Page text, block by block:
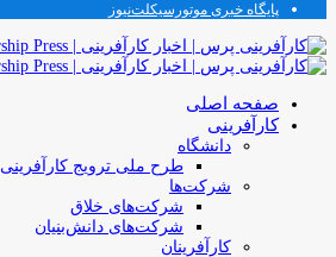
پایگاه خبری موتورسیکلت‌نیوز
صفحه اصلی
کارآفرینی
دانشگاه
طرح ملی ترویج کارآفرینی
شرکت‌ها
شرکت‌های خلاق
شرکت‌های دانش‌بنیان
کارآفرینان